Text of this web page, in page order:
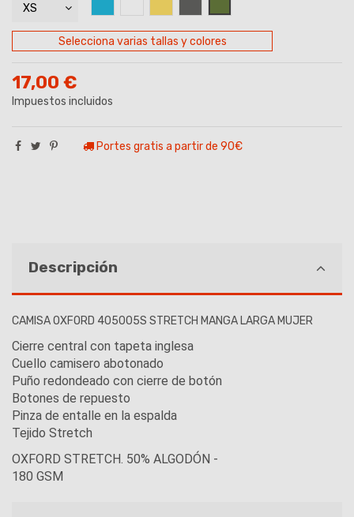
Selecciona varias tallas y colores
17,00 €
Impuestos incluidos
Portes gratis a partir de 90€
Descripción
CAMISA OXFORD 405005S STRETCH MANGA LARGA MUJER
Cierre central con tapeta inglesa
Cuello camisero abotonado
Puño redondeado con cierre de botón
Botones de repuesto
Pinza de entalle en la espalda
Tejido Stretch
OXFORD STRETCH. 50% ALGODÓN -
180 GSM